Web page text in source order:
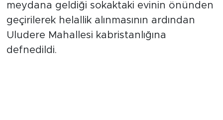
meydana geldiği sokaktaki evinin önünden
geçirilerek helallik alınmasının ardından
Uludere Mahallesi kabristanlığına
defnedildi.